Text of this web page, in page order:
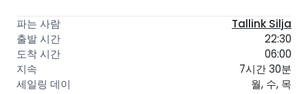
Tallink Silja
22:30
06:00
7시간 30분
월, 수, 목